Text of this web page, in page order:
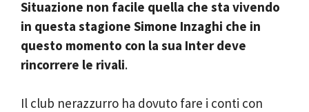
Situazione non facile quella che sta vivendo
in questa stagione Simone Inzaghi che in
questo momento con la sua Inter deve
rincorrere le rivali.
Il club nerazzurro ha dovuto fare i conti con